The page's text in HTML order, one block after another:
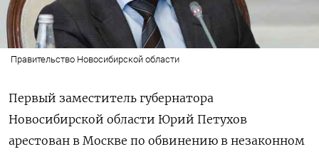
Правительство Новосибирской области
Первый заместитель губернатора
Новосибирской области Юрий Петухов
арестован в Москве по обвинению в незаконном